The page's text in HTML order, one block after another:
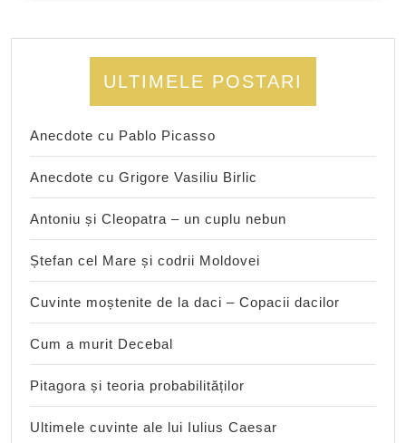
ULTIMELE POSTARI
Anecdote cu Pablo Picasso
Anecdote cu Grigore Vasiliu Birlic
Antoniu și Cleopatra – un cuplu nebun
Ștefan cel Mare și codrii Moldovei
Cuvinte moștenite de la daci – Copacii dacilor
Cum a murit Decebal
Pitagora și teoria probabilităților
Ultimele cuvinte ale lui Iulius Caesar